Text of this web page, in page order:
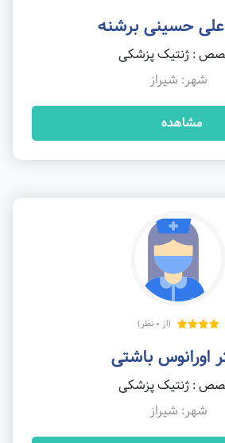
علی حسینی برشنه
: ژنتیک پزشکی
شهر: شیراز
مشاهده
(از 0 نظر)
اورانوس باشتی
: ژنتیک پزشکی
شهر: شیراز